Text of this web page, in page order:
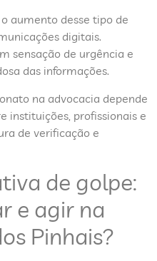
aumento desse tipo de
digitais.
sensação de urgência e
das informações.
na advocacia depende
instituições, profissionais e
de verificação e
de golpe:
e agir na
Pinhais?